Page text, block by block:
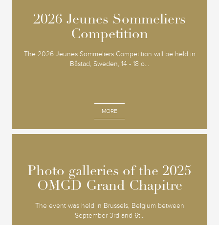
2026 Jeunes Sommeliers
Competition
The 2026 Jeunes Sommeliers Competition will be held in
Båstad, Sweden, 14 - 18 o...
MORE
2026 Jeunes Sommeliers
Competition
Photo galleries of the 2025
OMGD Grand Chapitre
The event was held in Brussels, Belgium between
September 3rd and 6t...
Photo galleries of the 2025
OMGD Grand Chapitre